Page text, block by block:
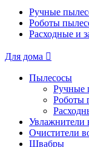
Ручные
Роботы
Расходные и
Для дома
Пылесосы
Ручные
Роботы
Увлажнители
Очистители
Швабры